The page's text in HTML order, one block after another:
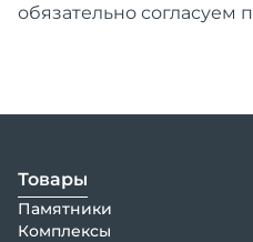
обязательно согласуем
Товары
Памятники
Комплексы